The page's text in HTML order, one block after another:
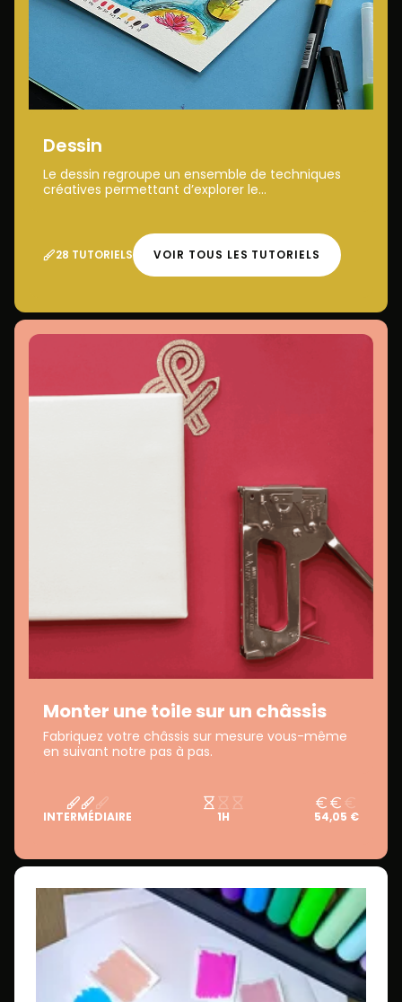
Dessin
Le dessin regroupe un ensemble de techniques
créatives permettant d’explorer le...
28 TUTORIELS VOIR TOUS LES TUTORIELS
Monter une toile sur un châssis
Fabriquez votre châssis sur mesure vous-même
en suivant notre pas à pas.
INTERMÉDIAIRE 1H 54,05 €